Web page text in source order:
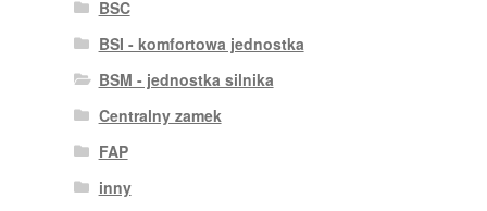
BSC
BSI - komfortowa jednostka
BSM - jednostka silnika
Centralny zamek
FAP
inny